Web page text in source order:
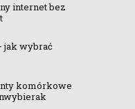
internet bez
jak wybrać
komórkowe